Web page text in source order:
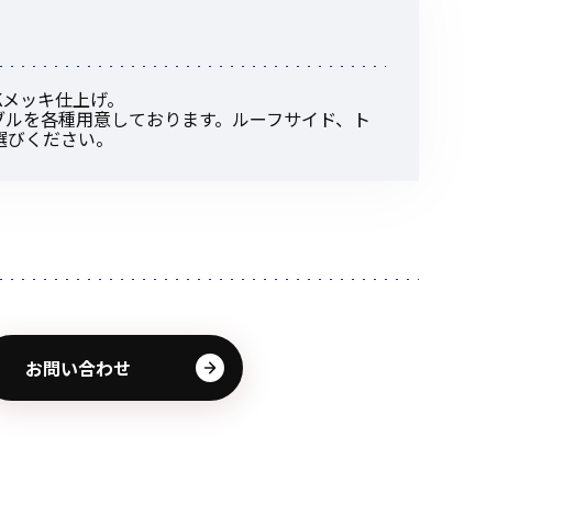
その他の商品
業界使用例から探す
ッキ仕上げ。
を各種用意しております。ルーフサイド、ト
ください。
お問い合わせ